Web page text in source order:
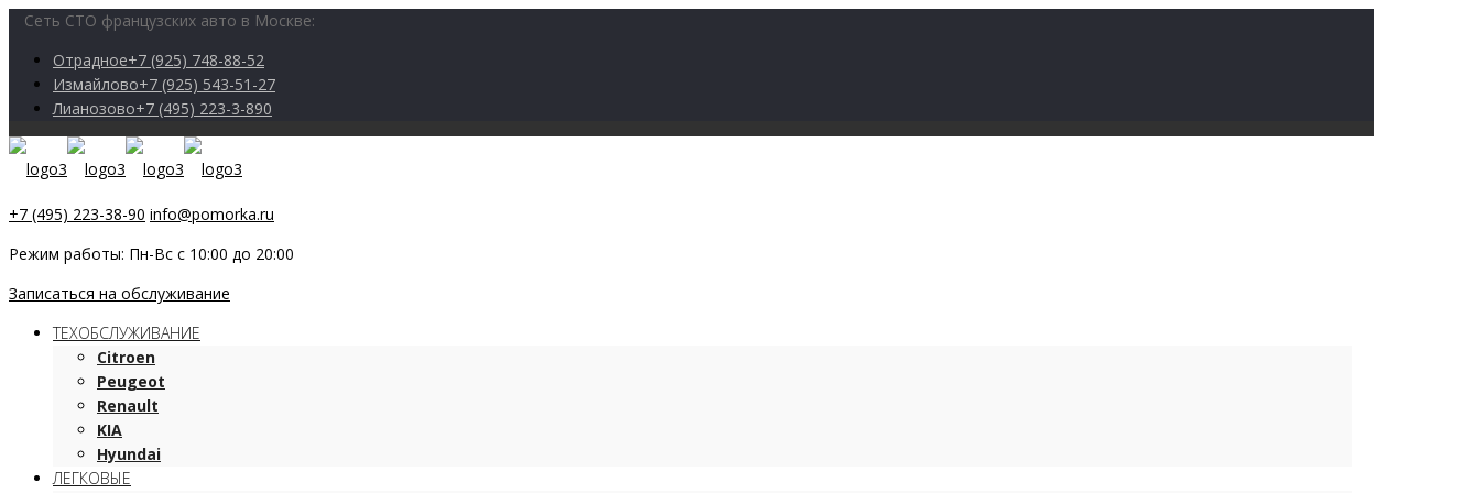
Сеть СТО французских авто в Москве:
Отрадное+7 (925) 748-88-52
Измайлово+7 (925) 543-51-27
Лианозово+7 (495) 223-3-890
+7 (495) 223-38-90 info@pomorka.ru
Режим работы: Пн-Вс с 10:00 до 20:00
Записаться на обслуживание
ТЕХОБСЛУЖИВАНИЕ
Citroen
Peugeot
Renault
KIA
Hyundai
ЛЕГКОВЫЕ